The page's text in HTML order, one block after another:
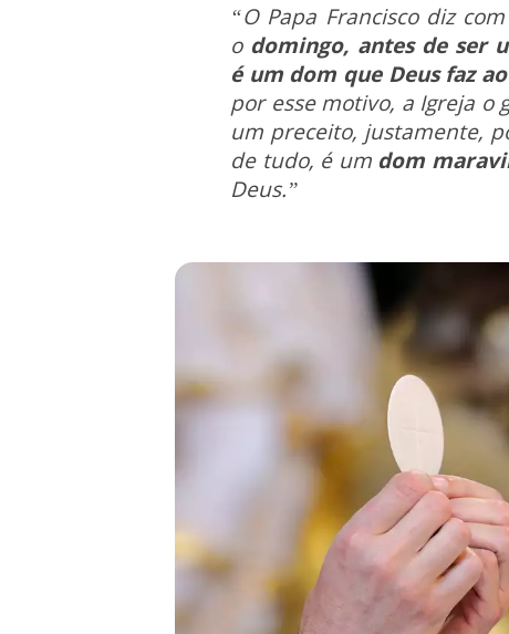
“O Papa Francisco diz
odomingo, antes de ser
é um dom que Deus faz
por esse motivo, a Igreja o
um preceito, justamente,
de tudo, é um dom
Deus.”